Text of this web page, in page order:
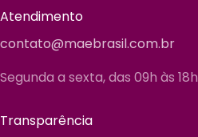
Atendimento
contato@maebrasil.com.br
Segunda a sexta, das 09h às 18h
Transparência